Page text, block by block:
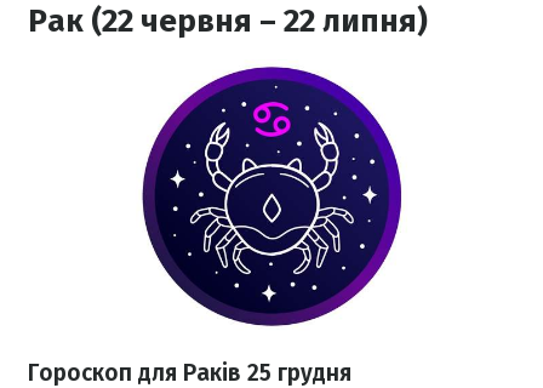
Рак (22 червня – 22 липня)
Гороскоп для Раків 25 грудня